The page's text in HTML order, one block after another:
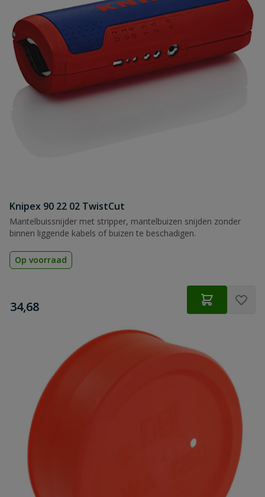
Knipex 90 22 02 TwistCut
Mantelbuissnijder met stripper, mantelbuizen snijden zonder
binnen liggende kabels of buizen te beschadigen.
Op voorraad
€
34,68